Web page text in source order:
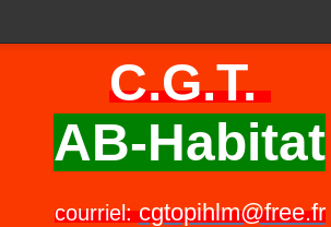
C.G.T.
AB-Habitat
courriel:cgtopihlm@free.fr